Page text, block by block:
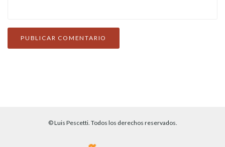
© Luis Pescetti. Todos los derechos reservados.